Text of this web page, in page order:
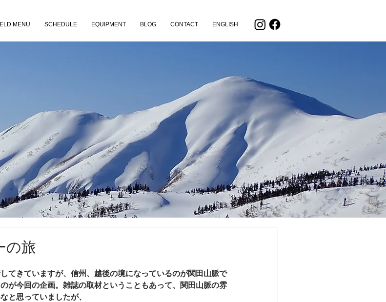
MENU SCHEDULE EQUIPMENT BLOG CONTACT ENGLISH
の旅
てきていますが、信州、越後の境になっているのが関田山脈で
が今回の企画。雑誌の取材ということもあって、関田山脈の雰
と思っていましたが、